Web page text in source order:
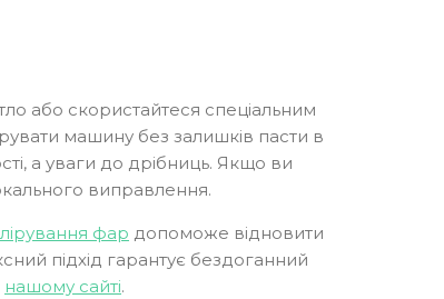
або скористайтеся спеціальним
машину без залишків пасти в
а уваги до дрібниць. Якщо ви
виправлення.
фар допоможе відновити
підхід гарантує бездоганний
нашому сайті.